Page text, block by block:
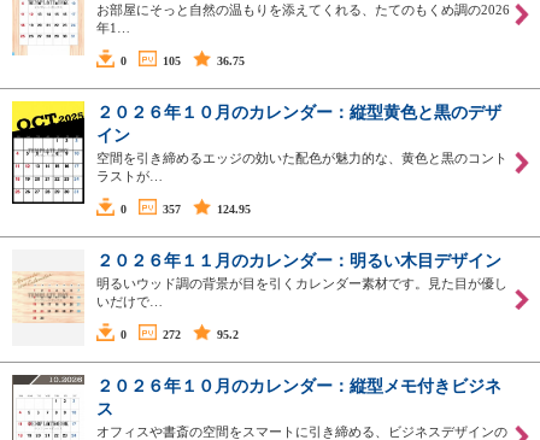
お部屋にそっと自然の温もりを添えてくれる、たてのもくめ調の2026
年1…
0 105 36.75
２０２６年１０月のカレンダー：縦型黄色と黒のデザ
イン
空間を引き締めるエッジの効いた配色が魅力的な、黄色と黒のコント
ラストが…
0 357 124.95
２０２６年１１月のカレンダー：明るい木目デザイン
明るいウッド調の背景が目を引くカレンダー素材です。見た目が優し
いだけで…
0 272 95.2
２０２６年１０月のカレンダー：縦型メモ付きビジネ
ス
オフィスや書斎の空間をスマートに引き締める、ビジネスデザインの